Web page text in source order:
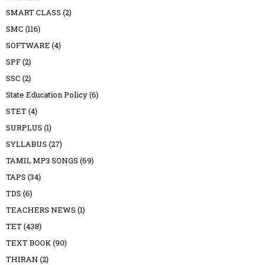
SMART CLASS (2)
SMC (116)
SOFTWARE (4)
SPF(2)
SSC (2)
State Education Policy(6)
STET(4)
SURPLUS (1)
SYLLABUS (27)
TAMIL MP3 SONGS (69)
TAPS (34)
TDS (6)
TEACHERS NEWS (1)
TET(438)
TEXT BOOK (90)
THIRAN (2)